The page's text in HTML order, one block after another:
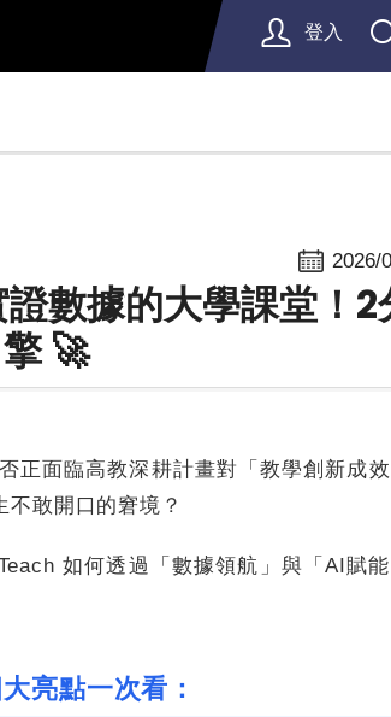
登入
2026/
數據的大學課堂！
🚀
正面臨高教深耕計畫對「教學創新成
敢開口的窘境？
如何透過「數據領航」與「AI賦
亮點一次看：